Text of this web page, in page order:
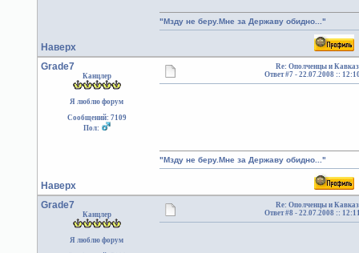
Наверх
"Мзду не беру.Мне за Державу обидно..."
Grade7
Канцлер
Я люблю форум
Сообщений: 7109
Пол:
Re: Ополченцы и
Ответ #7 -22.07.2008 ::
Наверх
"Мзду не беру.Мне за Державу обидно..."
Grade7
Канцлер
Я люблю форум
Re: Ополченцы и
Ответ #8 -22.07.2008 ::